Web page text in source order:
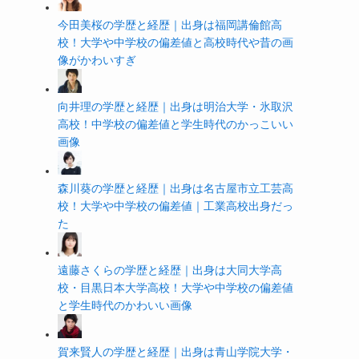
今田美桜の学歴と経歴｜出身は福岡講倫館高
校！大学や中学校の偏差値と高校時代や昔の画
像がかわいすぎ
向井理の学歴と経歴｜出身は明治大学・氷取沢
高校！中学校の偏差値と学生時代のかっこいい
画像
森川葵の学歴と経歴｜出身は名古屋市立工芸高
校！大学や中学校の偏差値｜工業高校出身だっ
た
遠藤さくらの学歴と経歴｜出身は大同大学高
校・目黒日本大学高校！大学や中学校の偏差値
と学生時代のかわいい画像
賀来賢人の学歴と経歴｜出身は青山学院大学・